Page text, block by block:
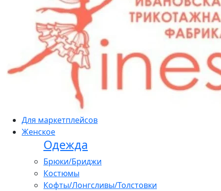
Для маркетплейсов
Женское
Одежда
Брюки/Бриджи
Костюмы
Кофты/Лонгсливы/Толстовки